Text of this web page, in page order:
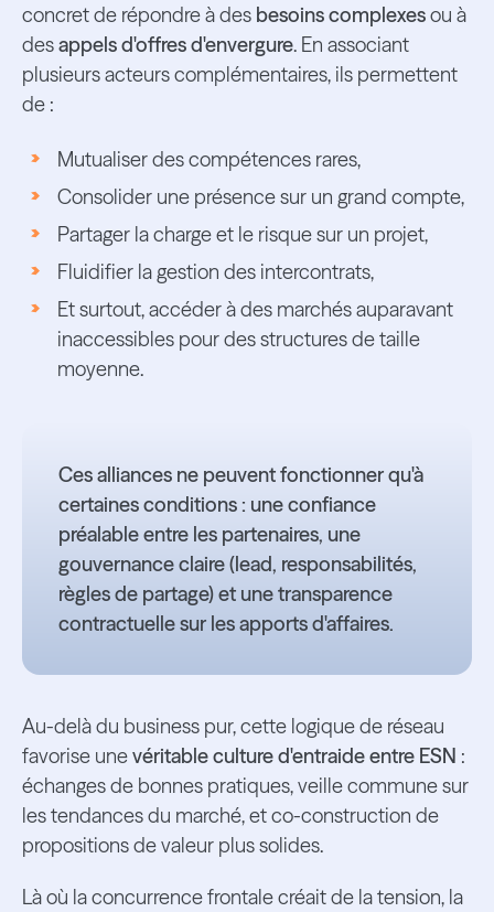
concret de répondre à des besoins complexesou à
desappels d'offres d'envergure. En associant
plusieurs acteurs complémentaires, ils permettent
de :
Mutualiser des compétences rares,
Consolider une présence sur un grand compte,
Partager la charge et le risque sur un projet,
Fluidifier la gestion des intercontrats,
Et surtout, accéder à des marchés auparavant
inaccessibles pour des structures de taille
moyenne.
Ces alliances ne peuvent fonctionner qu'à
certaines conditions : une confiance
préalable entre les partenaires, une
gouvernance claire (lead, responsabilités,
règles de partage) et une transparence
contractuelle sur les apports d'affaires.
Au-delà du business pur, cette logique de réseau
favorise unevéritable culture d'entraide entre ESN :
échanges de bonnes pratiques, veille commune sur
les tendances du marché, et co-construction de
propositions de valeur plus solides.
Là où la concurrence frontale créait de la tension, la